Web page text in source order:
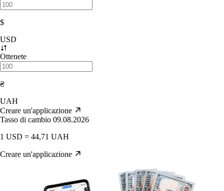
$
USD
Ottenete
₴
UAH
Creare un'applicazione
Tasso di cambio 09.08.2026
1 USD = 44,71 UAH
Creare un'applicazione